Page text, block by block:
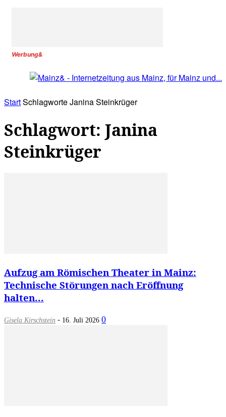
Werbung&
StartSchlagworteJanina Steinkrüger
Schlagwort: Janina
Steinkrüger
Aufzug am Römischen Theater in Mainz:
Technische Störungen nach Eröffnung
halten...
Gisela Kirschstein - 16. Juli 2026 0